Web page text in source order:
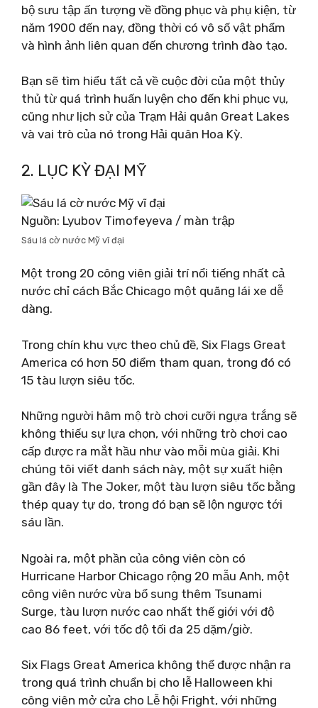
bộ sưu tập ấn tượng về đồng phục và phụ kiện, từ
năm 1900 đến nay, đồng thời có vô số vật phẩm
và hình ảnh liên quan đến chương trình đào tạo.
Bạn sẽ tìm hiểu tất cả về cuộc đời của một thủy
thủ từ quá trình huấn luyện cho đến khi phục vụ,
cũng như lịch sử của Trạm Hải quân Great Lakes
và vai trò của nó trong Hải quân Hoa Kỳ.
2. LỤC KỲ ĐẠI MỸ
Nguồn: Lyubov Timofeyeva / màn trập
Sáu lá cờ nước Mỹ vĩ đại
Một trong 20 công viên giải trí nổi tiếng nhất cả
nước chỉ cách Bắc Chicago một quãng lái xe dễ
dàng.
Trong chín khu vực theo chủ đề, Six Flags Great
America có hơn 50 điểm tham quan, trong đó có
15 tàu lượn siêu tốc.
Những người hâm mộ trò chơi cưỡi ngựa trắng sẽ
không thiếu sự lựa chọn, với những trò chơi cao
cấp được ra mắt hầu như vào mỗi mùa giải. Khi
chúng tôi viết danh sách này, một sự xuất hiện
gần đây là The Joker, một tàu lượn siêu tốc bằng
thép quay tự do, trong đó bạn sẽ lộn ngược tới
sáu lần.
Ngoài ra, một phần của công viên còn có
Hurricane Harbor Chicago rộng 20 mẫu Anh, một
công viên nước vừa bổ sung thêm Tsunami
Surge, tàu lượn nước cao nhất thế giới với độ
cao 86 feet, với tốc độ tối đa 25 dặm/giờ.
Six Flags Great America không thể được nhận ra
trong quá trình chuẩn bị cho lễ Halloween khi
công viên mở cửa cho Lễ hội Fright, với những